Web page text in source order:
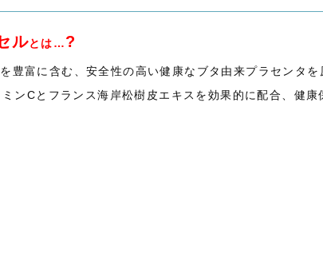
ルとは…?
豊富に含む、安全性の高い健康なブタ由来プラセンタを
ンCとフランス海岸松樹皮エキスを効果的に配合、健康